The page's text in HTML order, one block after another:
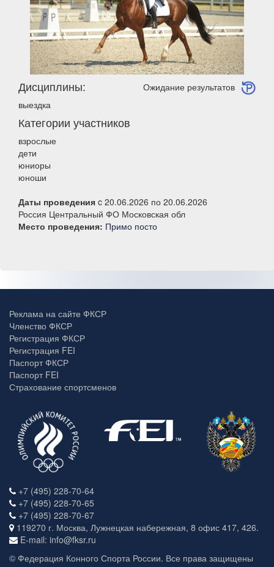
Ожидание результатов
Дисциплины:
выездка
Категории участников
взрослые
дети
юниоры
юноши
Даты проведения c 20.06.2026 по 20.06.2026
Россия Центральный ФО Московская обл
Место проведения: Примо посто
Реклама на сайте ФКСР
Членство ФКСР
Регистрация ФКСР
Регистрация FEI
Паспорт ФКСР
Паспорт FEI
Страхование спортсменов
+7 (495) 228-70-64
+7 (495) 228-70-65
+7 (495) 228-70-67
119270 г. Москва, Лужнецкая набережная, 8 офис 417, 426.
E-mail: info@fksr.ru
© Федерация Конного Спорта России. Все права защищены